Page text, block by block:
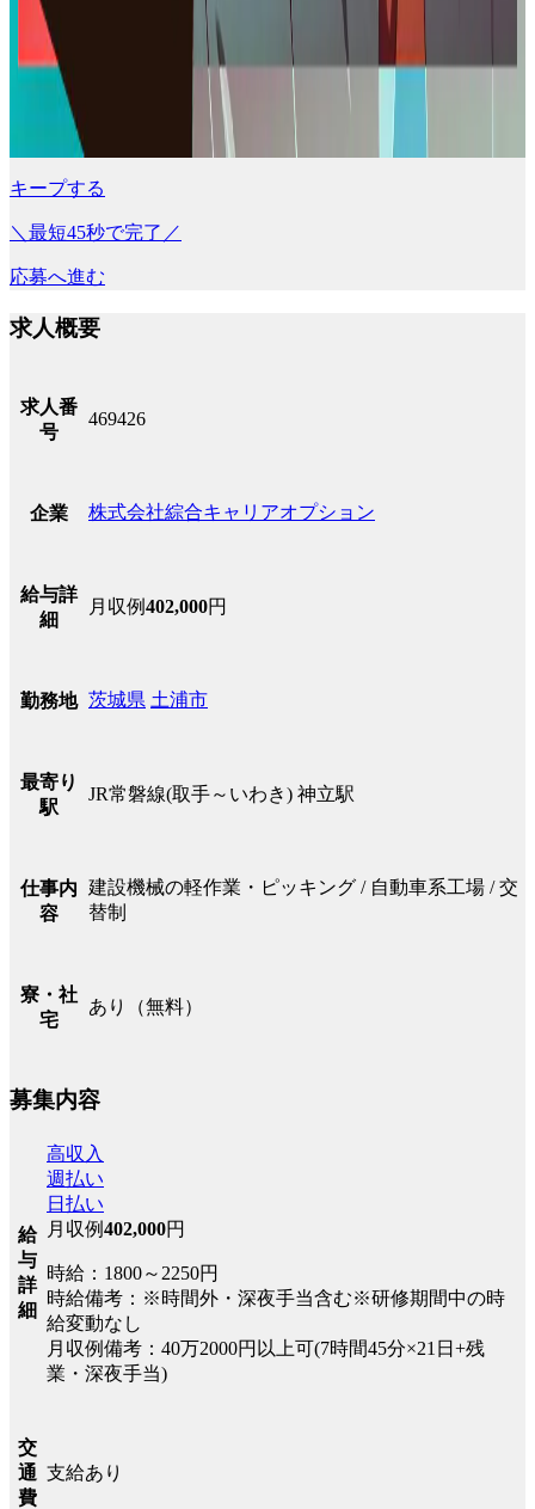
キープする
＼最短45秒で完了／
応募へ進む
求人概要
求人番
号
469426
企業 株式会社綜合キャリアオプション
給与詳
細
月収例402,000円
勤務地 茨城県 土浦市
最寄り
駅
JR常磐線(取手～いわき) 神立駅
仕事内
容
建設機械の軽作業・ピッキング / 自動車系工場 / 交
替制
寮・社
宅
あり（無料）
募集内容
給
与
詳
細
高収入
週払い
日払い
月収例402,000円
時給：1800～2250円
時給備考：※時間外・深夜手当含む※研修期間中の時
給変動なし
月収例備考：40万2000円以上可(7時間45分×21日+残
業・深夜手当)
交
通
費
支給あり